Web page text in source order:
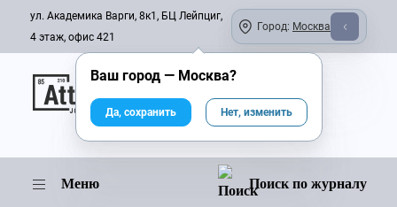
ул. Академика Варги, 8к1, БЦ Лейпциг,
4 этаж, офис 421
Город: Москва
Онлайн-журнал
Меню Поиск по журналу
Ваш город — Москва?
Да, сохранить Нет, изменить